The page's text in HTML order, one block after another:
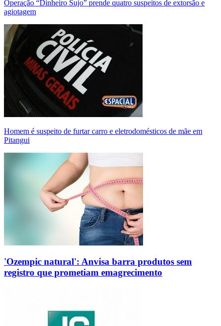
Operação “Dinheiro Sujo” prende quatro suspeitos de extorsão e
agiotagem
Homem é suspeito de furtar carro e eletrodomésticos de mãe em
Pitangui
'Ozempic natural': Anvisa barra produtos sem
registro que prometiam emagrecimento